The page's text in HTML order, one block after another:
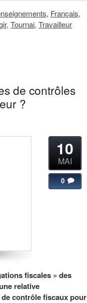
, Français,
, Tournai, Travailleur
de contrôles
?
fiscales » des
relative
contrôle fiscaux pour
10
MAI
0